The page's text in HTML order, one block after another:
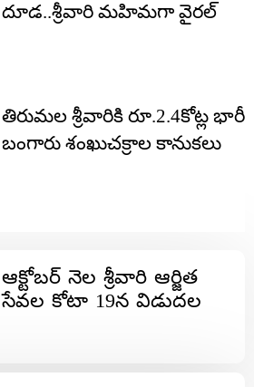
దూడ..శ్రీవారి మహిమగా వైరల్
తిరుమల శ్రీవారికి రూ.2.4కోట్ల భారీ
బంగారు శంఖుచక్రాల కానుకలు
ఆక్టోబర్ నెల శ్రీవారి ఆర్జిత
సేవల కోటా 19న విడుదల